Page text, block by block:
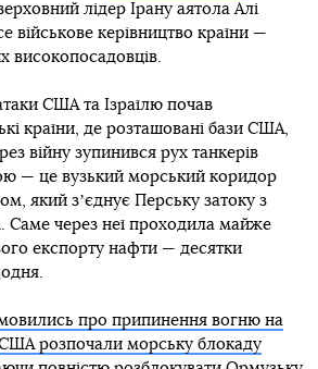
лідер Ірану аятола Алі
військове керівництво країни —
високопосадовців.
США та Ізраїлю почав
країни, де розташовані бази США,
війну зупинився рух танкерів
— це вузький морський коридор
який зʼєднує Перську затоку з
Саме через неї проходила майже
експорту нафти — десятки
про припинення вогню на
розпочали морську блокаду